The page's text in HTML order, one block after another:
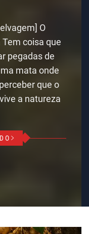
O
coisa que
pegadas de
mata onde
que o
a natureza